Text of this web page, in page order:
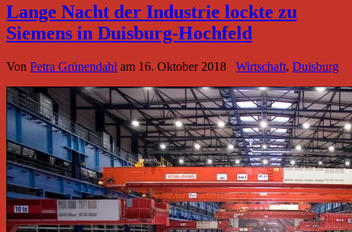
Lange Nacht der Industrie lockte zu
Siemens in Duisburg-Hochfeld
Von Petra Grünendahl am 16. Oktober 2018 Wirtschaft, Duisburg